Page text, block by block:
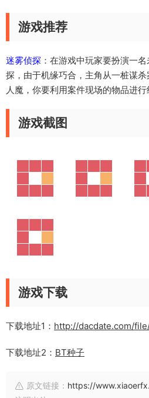
游戏推荐
迷雾侦探 ：在游戏中玩家要扮演一
探，由于机缘巧合，主角从一桩谋
人魔，你要利用案件现场的物品进行
游戏截图
游戏下载
下载地址1： http://dacdate.com/
下载地址2： BT种子
原文链接： https://